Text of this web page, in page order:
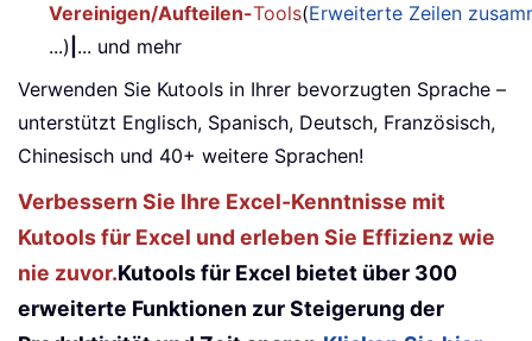
Vereinigen/Aufteilen-Tools(Erweiterte Zeilen
...) ... und mehr
Verwenden Sie Kutools in Ihrer bevorzugten Sprache –
unterstützt Englisch, Spanisch, Deutsch, Französisch,
Chinesisch und 40+ weitere Sprachen!
Verbessern Sie Ihre Excel-Kenntnisse mit
Kutools für Excel und erleben Sie Effizienz wie
nie zuvor.Kutools für Excel bietet über 300
erweiterte Funktionen zur Steigerung der